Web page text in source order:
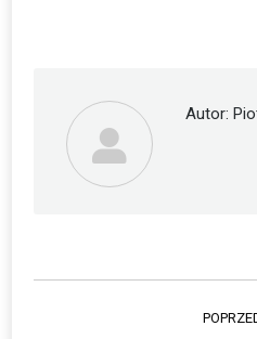
Autor:
Nawigacja